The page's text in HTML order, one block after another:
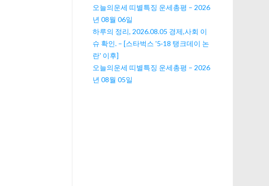
오늘의운세 띠별특징 운세총평 – 2026
년 08월 06일
하루의 정리, 2026.08.05 경제,사회 이
슈 확인. – [스타벅스 '5·18 탱크데이 논
란' 이후]
오늘의운세 띠별특징 운세총평 – 2026
년 08월 05일